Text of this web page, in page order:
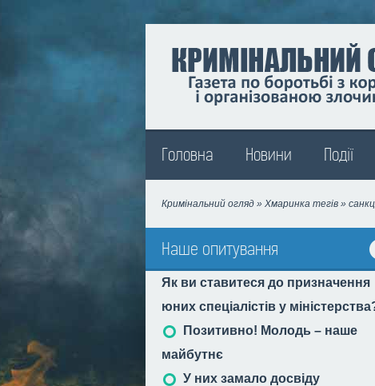
Головна Новини Події
Кримінальний огляд » Хмаринка тегів »
Наше опитування
Як ви ставитеся до призначення
юних спеціалістів у
Позитивно! Молодь – наше
майбутнє
У них замало досвіду